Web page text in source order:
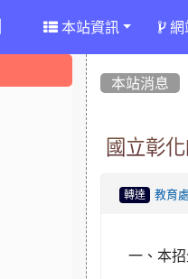
本站資訊 網
本站消息
國立彰
轉達 教育
一、本